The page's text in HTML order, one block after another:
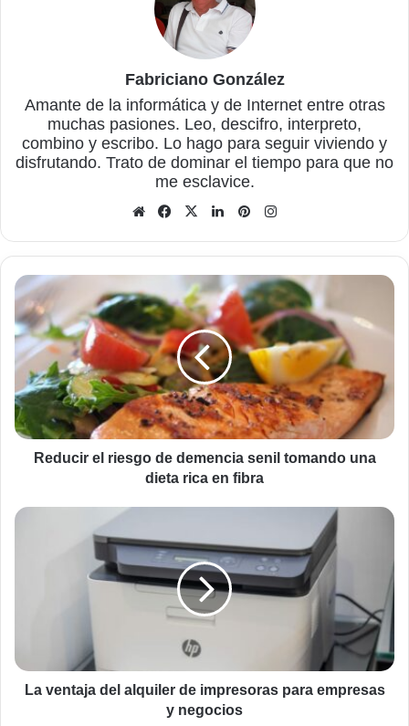
Fabriciano González
Amante de la informática y de Internet entre otras
muchas pasiones. Leo, descifro, interpreto,
combino y escribo. Lo hago para seguir viviendo y
disfrutando. Trato de dominar el tiempo para que no
me esclavice.
Sitio
Facebook
X LinkedInPinterest
Reducir
el
riesgo
de
demencia
senil
tomando
una
dieta
ricaReducir el riesgo de demencia senil tomando una
dieta rica en fibra
La
empresas
y
negocios
La ventaja del alquiler de impresoras para empresas
y negocios